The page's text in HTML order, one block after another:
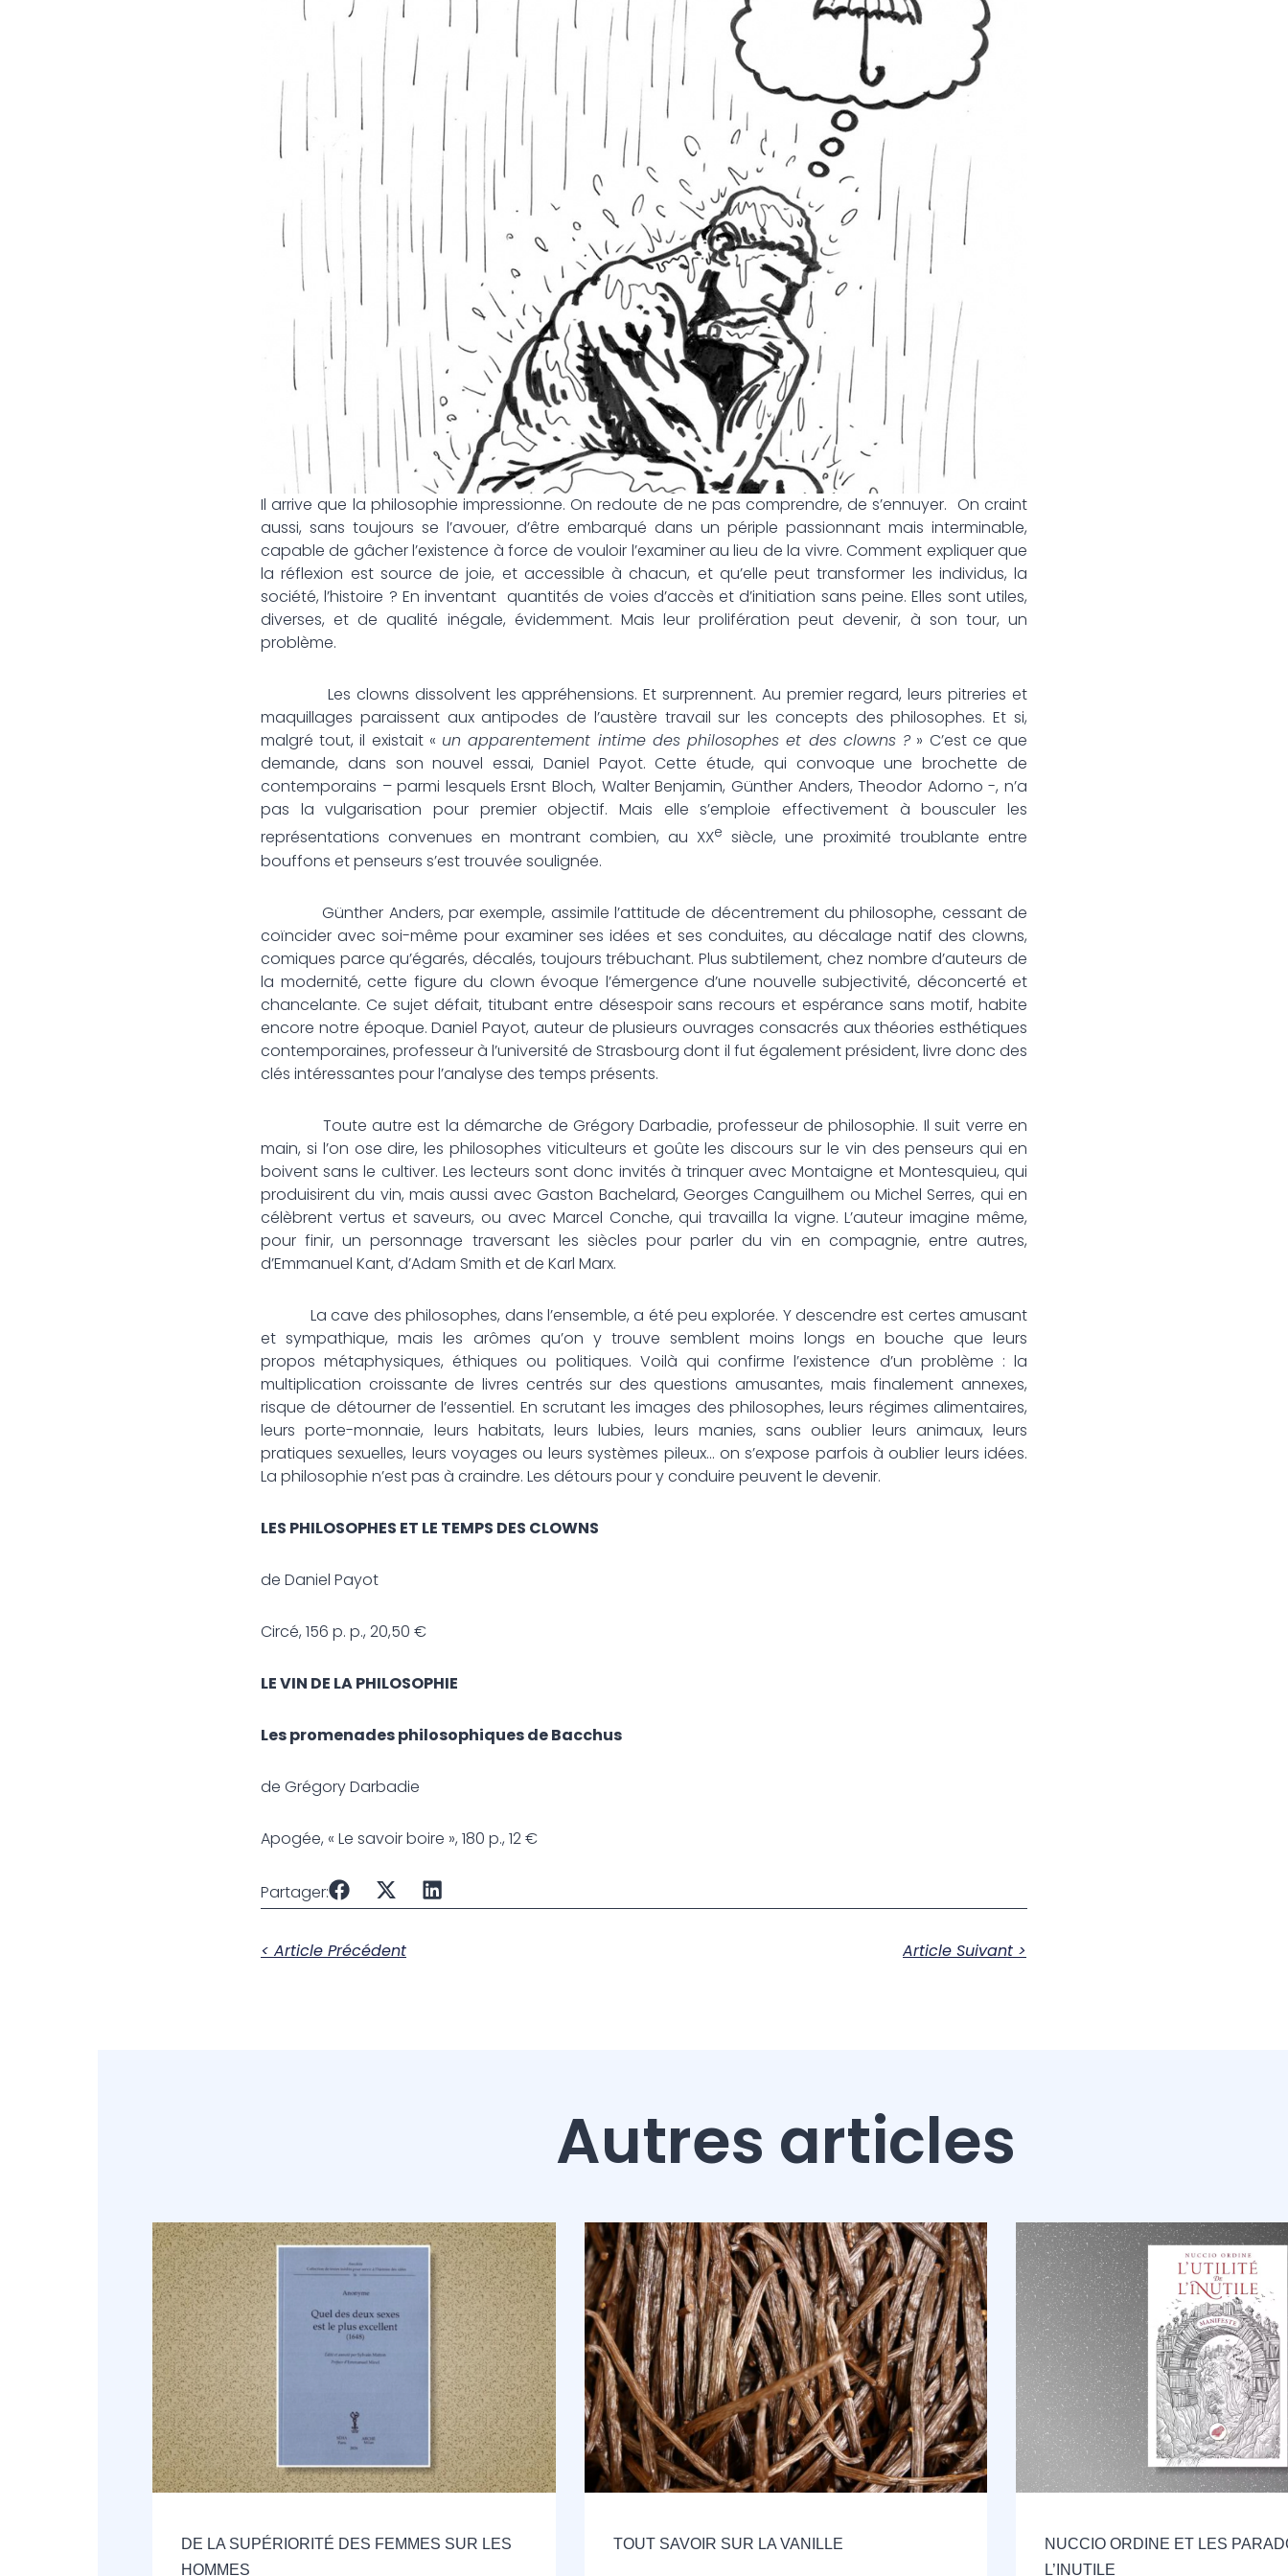
Il arrive que la philosophie impressionne. On redoute de ne pas comprendre, de s’ennuyer. On craint
aussi, sans toujours se l’avouer, d’être embarqué dans un périple passionnant mais interminable,
capable de gâcher l’existence à force de vouloir l’examiner au lieu de la vivre. Comment expliquer que
la réflexion est source de joie, et accessible à chacun, et qu’elle peut transformer les individus, la
société, l’histoire ? En inventant quantités de voies d’accès et d’initiation sans peine. Elles sont utiles,
diverses, et de qualité inégale, évidemment. Mais leur prolifération peut devenir, à son tour, un
problème.
Les clowns dissolvent les appréhensions. Et surprennent. Au premier regard, leurs pitreries et
maquillages paraissent aux antipodes de l’austère travail sur les concepts des philosophes. Et si,
malgré tout, il existait « un apparentement intime des philosophes et des clowns ?» C’est ce que
demande, dans son nouvel essai, Daniel Payot. Cette étude, qui convoque une brochette de
contemporains – parmi lesquels Ersnt Bloch, Walter Benjamin, Günther Anders, Theodor Adorno -, n’a
pas la vulgarisation pour premier objectif. Mais elle s’emploie effectivement à bousculer les
représentations convenues en montrant combien, au XXe siècle, une proximité troublante entre
bouffons et penseurs s’est trouvée soulignée.
Günther Anders, par exemple, assimile l’attitude de décentrement du philosophe, cessant de
coïncider avec soi-même pour examiner ses idées et ses conduites, au décalage natif des clowns,
comiques parce qu’égarés, décalés, toujours trébuchant. Plus subtilement, chez nombre d’auteurs de
la modernité, cette figure du clown évoque l’émergence d’une nouvelle subjectivité, déconcerté et
chancelante. Ce sujet défait, titubant entre désespoir sans recours et espérance sans motif, habite
encore notre époque. Daniel Payot, auteur de plusieurs ouvrages consacrés aux théories esthétiques
contemporaines, professeur à l’université de Strasbourg dont il fut également président, livre donc des
clés intéressantes pour l’analyse des temps présents.
Toute autre est la démarche de Grégory Darbadie, professeur de philosophie. Il suit verre en
main, si l’on ose dire, les philosophes viticulteurs et goûte les discours sur le vin des penseurs qui en
boivent sans le cultiver. Les lecteurs sont donc invités à trinquer avec Montaigne et Montesquieu, qui
produisirent du vin, mais aussi avec Gaston Bachelard, Georges Canguilhem ou Michel Serres, qui en
célèbrent vertus et saveurs, ou avec Marcel Conche, qui travailla la vigne. L’auteur imagine même,
pour finir, un personnage traversant les siècles pour parler du vin en compagnie, entre autres,
d’Emmanuel Kant, d’Adam Smith et de Karl Marx.
La cave des philosophes, dans l’ensemble, a été peu explorée. Y descendre est certes amusant
et sympathique, mais les arômes qu’on y trouve semblent moins longs en bouche que leurs
propos métaphysiques, éthiques ou politiques. Voilà qui confirme l’existence d’un problème : la
multiplication croissante de livres centrés sur des questions amusantes, mais finalement annexes,
risque de détourner de l’essentiel. En scrutant les images des philosophes, leurs régimes alimentaires,
leurs porte-monnaie, leurs habitats, leurs lubies, leurs manies, sans oublier leurs animaux, leurs
pratiques sexuelles, leurs voyages ou leurs systèmes pileux… on s’expose parfois à oublier leurs idées.
La philosophie n’est pas à craindre. Les détours pour y conduire peuvent le devenir.
LES PHILOSOPHES ET LE TEMPS DES CLOWNS
de Daniel Payot
Circé, 156 p. p., 20,50 €
LE VIN DE LA PHILOSOPHIE
Les promenades philosophiques de Bacchus
de Grégory Darbadie
Apogée, « Le savoir boire », 180 p., 12 €
Partager:
< Article Précédent Article Suivant >
Autres articles
DE LA SUPÉRIORITÉ DES FEMMES SUR LES
HOMMES
TOUT SAVOIR SUR LA VANILLE
NUCCIO ORDINE ET LES
L’INUTILE